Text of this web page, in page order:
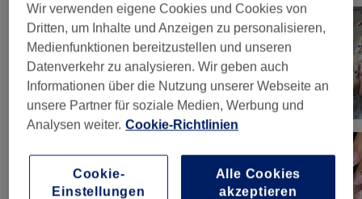
Wir verwenden eigene Cookies und Cookies von
Dritten, um Inhalte und Anzeigen zu personalisieren,
Medienfunktionen bereitzustellen und unseren
Datenverkehr zu analysieren. Wir geben auch
Informationen über die Nutzung unserer Webseite an
unsere Partner für soziale Medien, Werbung und
Analysen weiter. Cookie-Richtlinien
Cookie-
Einstellungen
Alle Cookies
akzeptieren